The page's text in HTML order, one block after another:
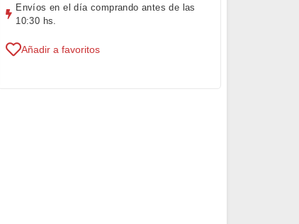
Envíos en el día comprando antes de las
10:30 hs.
Añadir a favoritos